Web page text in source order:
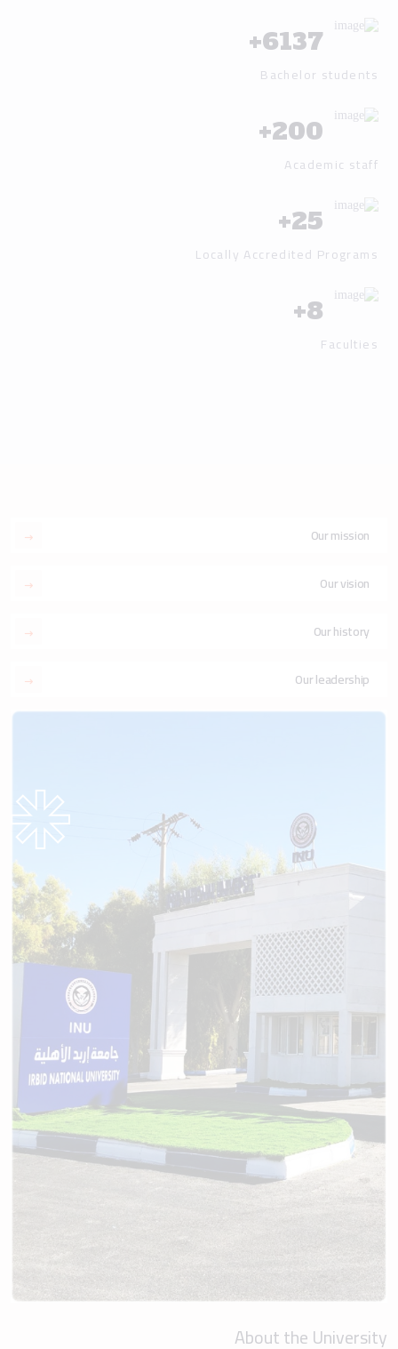
6137
+
Bachelor students
200
+
Academic staff
25
+
Locally Accredited Programs
8
+
Faculties
Our mission
Our vision
Our history
Our leadership
About the University